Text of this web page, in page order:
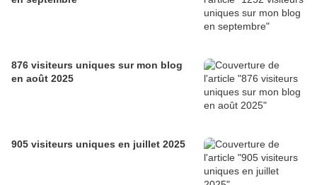
876 visiteurs uniques sur mon blog
en août 2025
905 visiteurs uniques en juillet 2025